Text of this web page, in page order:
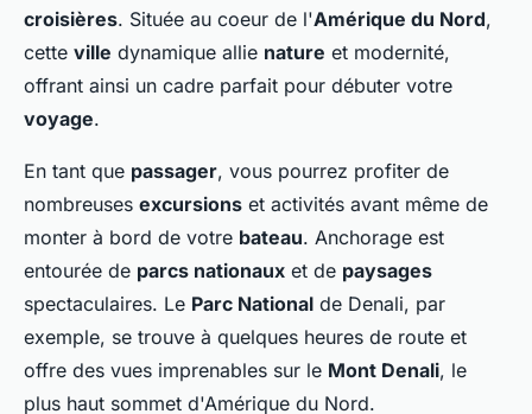
croisières. Située au coeur de l'Amérique du Nord,
cette ville dynamique allie nature et modernité,
offrant ainsi un cadre parfait pour débuter votre
voyage.
En tant que passager, vous pourrez profiter de
nombreuses excursions et activités avant même de
monter à bord de votre bateau. Anchorage est
entourée de parcs nationaux et de paysages
spectaculaires. Le Parc National de Denali, par
exemple, se trouve à quelques heures de route et
offre des vues imprenables sur le Mont Denali, le
plus haut sommet d'Amérique du Nord.